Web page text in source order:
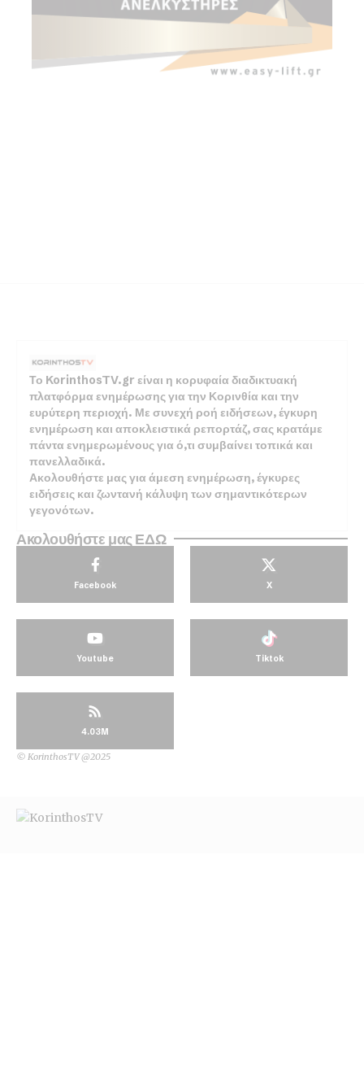
Το KorinthosTV.gr είναι η κορυφαία διαδικτυακή
πλατφόρμα ενημέρωσης για την Κορινθία και την
ευρύτερη περιοχή. Με συνεχή ροή ειδήσεων, έγκυρη
ενημέρωση και αποκλειστικά ρεπορτάζ, σας κρατάμε
πάντα ενημερωμένους για ό,τι συμβαίνει τοπικά και
πανελλαδικά.
Ακολουθήστε μας για άμεση ενημέρωση, έγκυρες
ειδήσεις και ζωντανή κάλυψη των σημαντικότερων
γεγονότων.
Ακολουθήστε μας ΕΔΩ
Facebook X
Youtube Tiktok
4.03M
© KorinthosTV @2025